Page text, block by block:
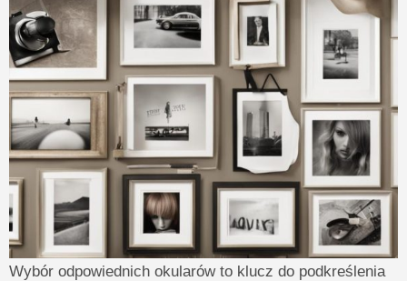
Wybór odpowiednich okularów to klucz do podkreślenia